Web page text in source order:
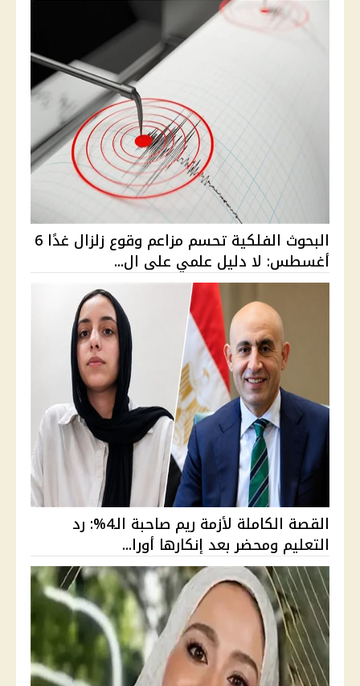
البحوث الفلكية تحسم مزاعم وقوع زلزال غدًا 6
أغسطس: لا دليل علمي على ال...
القصة الكاملة لأزمة ريم صاحبة الـ4%: رد
التعليم ومحضر بعد إنكارها أورا...